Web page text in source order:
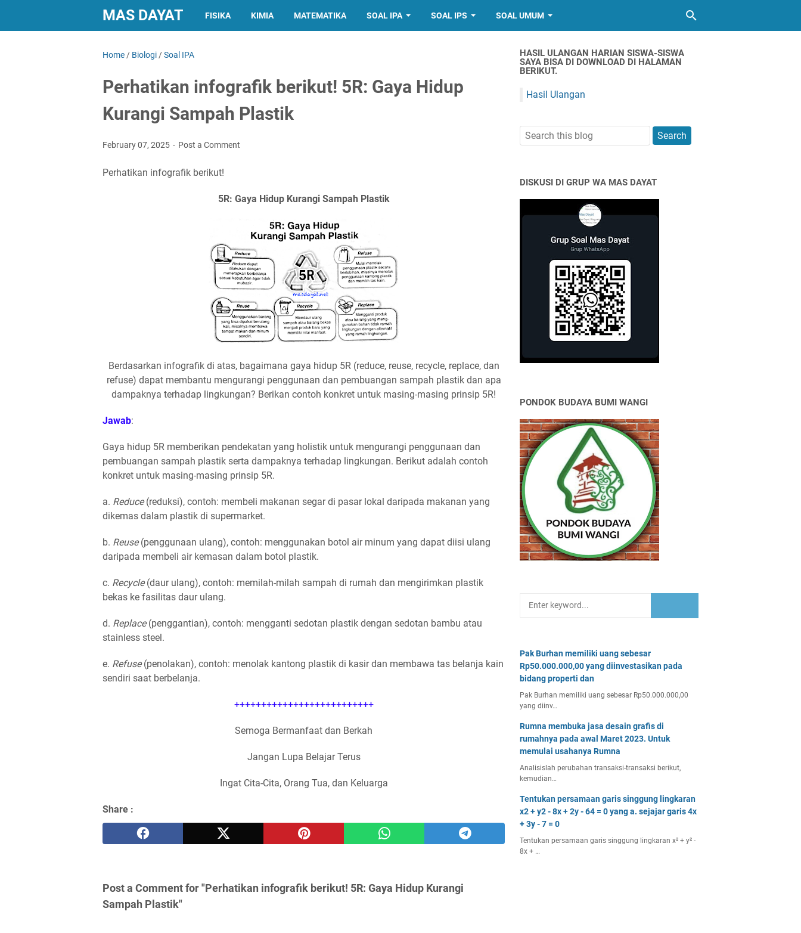
MAS DAYAT FISIKA KIMIA MATEMATIKA SOAL IPA SOAL IPS SOAL UMUM
Home / Biologi /Soal IPA
Perhatikan infografik berikut! 5R: Gaya Hidup
Kurangi Sampah Plastik
February 07, 2025 Post a Comment
Perhatikan infografik berikut!
5R: Gaya Hidup Kurangi Sampah Plastik
Berdasarkan infografik di atas, bagaimana gaya hidup 5R (reduce, reuse, recycle, replace, dan
refuse) dapat membantu mengurangi penggunaan dan pembuangan sampah plastik dan apa
dampaknya terhadap lingkungan? Berikan contoh konkret untuk masing-masing prinsip 5R!
Jawab:
Gaya hidup 5R memberikan pendekatan yang holistik untuk mengurangi penggunaan dan
pembuangan sampah plastik serta dampaknya terhadap lingkungan. Berikut adalah contoh
konkret untuk masing-masing prinsip 5R.
a. Reduce(reduksi), contoh: membeli makanan segar di pasar lokal daripada makanan yang
dikemas dalam plastik di supermarket.
b. Reuse(penggunaan ulang), contoh: menggunakan botol air minum yang dapat diisi ulang
daripada membeli air kemasan dalam botol plastik.
c. Recycle(daur ulang), contoh: memilah-milah sampah di rumah dan mengirimkan plastik
bekas ke fasilitas daur ulang.
d. Replace(penggantian), contoh: mengganti sedotan plastik dengan sedotan bambu atau
stainless steel.
e. Refuse(penolakan), contoh: menolak kantong plastik di kasir dan membawa tas belanja kain
sendiri saat berbelanja.
++++++++++++++++++++++++++
Semoga Bermanfaat dan Berkah
Jangan Lupa Belajar Terus
Ingat Cita-Cita, Orang Tua, dan Keluarga
Share :
Post a Comment for "Perhatikan infografik berikut! 5R: Gaya Hidup Kurangi
Sampah Plastik"
HASIL ULANGAN HARIAN SISWA-SISWA
SAYA BISA DI DOWNLOAD DI HALAMAN
BERIKUT.
Hasil Ulangan
DISKUSI DI GRUP WA MAS DAYAT
PONDOK BUDAYA BUMI WANGI
Pak Burhan memiliki uang sebesar
Rp50.000.000,00 yang diinvestasikan pada
bidang properti dan
Pak Burhan memiliki uang sebesar Rp50.000.000,00
yang diinv…
Rumna membuka jasa desain grafis di
rumahnya pada awal Maret 2023. Untuk
memulai usahanya Rumna
Analisislah perubahan transaksi-transaksi berikut,
kemudian…
Tentukan persamaan garis singgung lingkaran
x2 + y2 - 8x + 2y - 64 = 0 yang a. sejajar garis 4x
+ 3y - 7 = 0
Tentukan persamaan garis singgung lingkaran x² + y² -
8x + …